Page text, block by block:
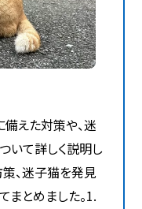
えた対策や、迷
いて詳しく説明し
、迷子猫を発見
まとめました。1.